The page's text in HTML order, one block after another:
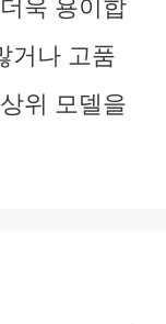
욱 용이합
거나 고품
위 모델을